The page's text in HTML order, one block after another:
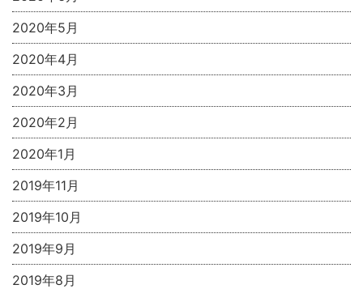
2020年5月
2020年4月
2020年3月
2020年2月
2020年1月
2019年11月
2019年10月
2019年9月
2019年8月